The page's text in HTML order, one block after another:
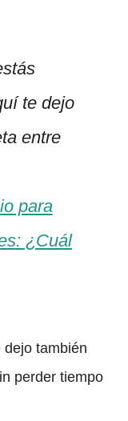
te dejo
entre
para
¿Cuál
también
perder tiempo